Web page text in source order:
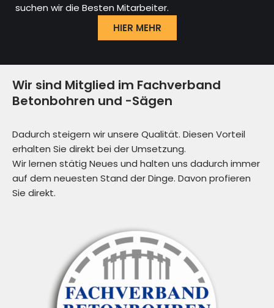
suchen wir die Besten Mitarbeiter.
HIER MEHR
Wir sind Mitglied im Fachverband
Betonbohren und -Sägen
Dadurch steigern wir unsere Qualität. Diesen Vorteil
erhalten Sie direkt bei der Umsetzung.
Wir lernen stätig Neues und halten uns dadurch immer
auf dem neuesten Stand der Dinge. Davon profieren
Sie direkt.